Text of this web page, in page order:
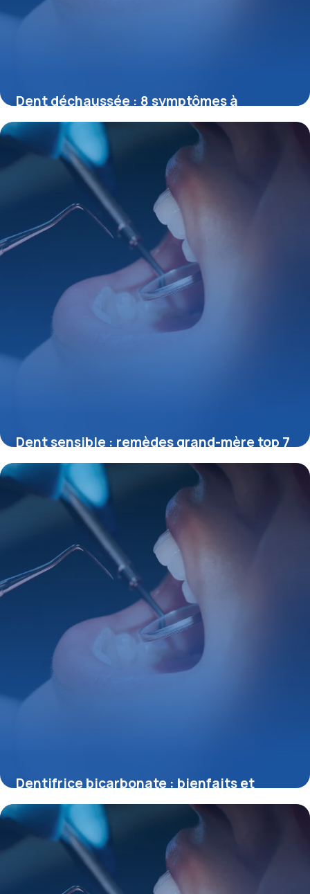
Dent déchaussée : 8 symptômes à
connaître
30 mai 2026
Dent sensible : remèdes grand-mère top 7
29 mai 2026
Dentifrice bicarbonate : bienfaits et
risques
28 mai 2026